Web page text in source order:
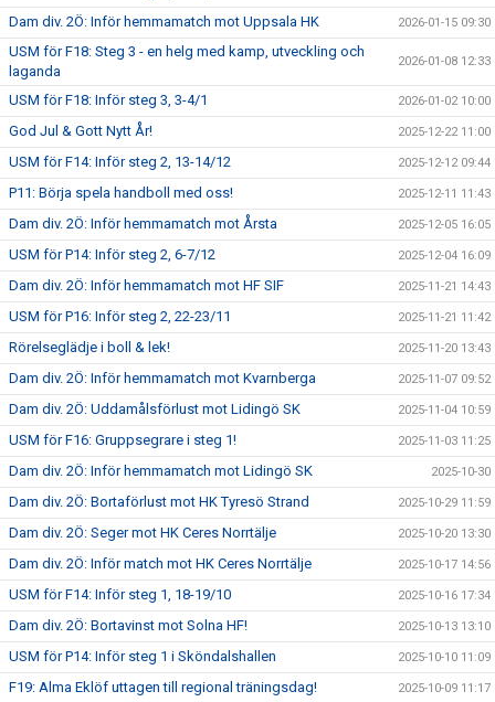
Dam div. 2Ö: Inför hemmamatch mot Uppsala HK 2026-01-15 09:30
USM för F18: Steg 3 - en helg med kamp, utveckling och
laganda
2026-01-08 12:33
USM för F18: Inför steg 3, 3-4/1 2026-01-02 10:00
God Jul & Gott Nytt År! 2025-12-22 11:00
USM för F14: Inför steg 2, 13-14/12 2025-12-12 09:44
P11: Börja spela handboll med oss! 2025-12-11 11:43
Dam div. 2Ö: Inför hemmamatch mot Årsta 2025-12-05 16:05
USM för P14: Inför steg 2, 6-7/12 2025-12-04 16:09
Dam div. 2Ö: Inför hemmamatch mot HF SIF 2025-11-21 14:43
USM för P16: Inför steg 2, 22-23/11 2025-11-21 11:42
Rörelseglädje i boll & lek! 2025-11-20 13:43
Dam div. 2Ö: Inför hemmamatch mot Kvarnberga 2025-11-07 09:52
Dam div. 2Ö: Uddamålsförlust mot Lidingö SK 2025-11-04 10:59
USM för F16: Gruppsegrare i steg 1! 2025-11-03 11:25
Dam div. 2Ö: Inför hemmamatch mot Lidingö SK 2025-10-30
Dam div. 2Ö: Bortaförlust mot HK Tyresö Strand 2025-10-29 11:59
Dam div. 2Ö: Seger mot HK Ceres Norrtälje 2025-10-20 13:30
Dam div. 2Ö: Inför match mot HK Ceres Norrtälje 2025-10-17 14:56
USM för F14: Inför steg 1, 18-19/10 2025-10-16 17:34
Dam div. 2Ö: Bortavinst mot Solna HF! 2025-10-13 13:10
USM för P14: Inför steg 1 i Sköndalshallen 2025-10-10 11:09
F19: Alma Eklöf uttagen till regional träningsdag! 2025-10-09 11:17